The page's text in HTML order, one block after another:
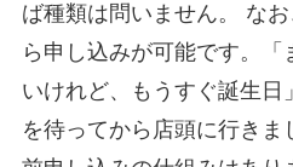
ば種類は問いません。 な
ら申し込みが可能です。
いけれど、もうすぐ誕生日
を待ってから店頭に行き